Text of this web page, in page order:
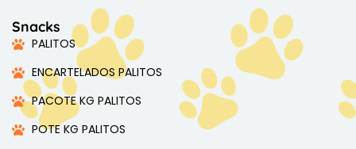
Snacks
PALITOS
ENCARTELADOS PALITOS
PACOTE KG PALITOS
POTE KG PALITOS